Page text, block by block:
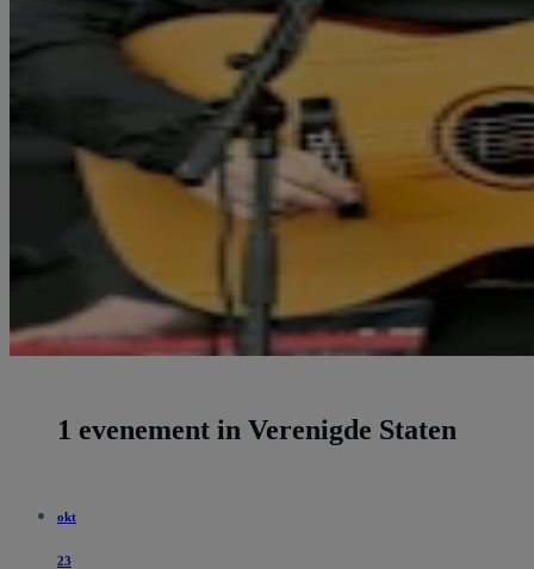
1 evenement in Verenigde Staten
okt
23